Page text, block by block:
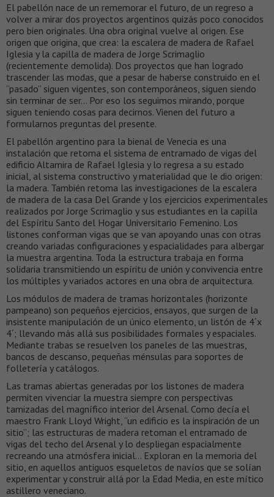
El pabellón nace de un rememorar el futuro, de un regreso a
volver a mirar dos proyectos argentinos quizás poco conocidos
pero bien originales. Una obra original vuelve al origen. Ese
origen que origina, que crea: la escalera de madera de Rafael
Iglesia y la capilla de madera de Jorge Scrimaglio
(recientemente demolida). Dos proyectos que han logrado
trascender las modas, que a pesar de haberse construido en el
“pasado” siguen vigentes, son contemporáneos, siguen siendo
sin terminar de ser… Por eso los seguimos mirando, porque
siguen teniendo cosas para decirnos. Vienen del futuro a
formularnos preguntas del presente.
El pabellón argentino para la bienal de Venecia es una
instalación que retoma el sistema de entramado de vigas del
edificio Altamira de Rafael Iglesia y lo regresa a su estado
inicial, al sistema constructivo y materialidad que le dio origen:
la madera. También retoma las investigaciones de la escalera
de madera de la casa Del Grande y los ejercicios experimentales
realizados por Jorge Scrimaglio y sus estudiantes en la capilla
del Espíritu Santo del Hogar Universitario Femenino. Los
listones conforman vigas que se van apoyando unas con otras
creando variadas configuraciones y espacialidades para albergar
la muestra argentina. Toda la estructura trabaja en forma
solidaria transmitiendo un espíritu de unión y convivencia entre
los múltiples y variados actores en una obra de arquitectura.
Los módulos de madera de tramas horizontales (horizonte
pampeano) son pequeños ejercicios, ensayos, que surgen de la
insistente manipulación de un único elemento, un listón de 4´x
4´; llevando más allá sus posibilidades formales y espaciales.
Mediante trabas se resuelven los paneles de las muestras,
bancos de descanso, pequeñas ménsulas para soportes de
folletería y catálogos.
Las tramas abiertas generadas por los listones de madera
permiten vivenciar la muestra siempre con perspectivas
tamizadas del magnífico interior del Arsenal. Como decía el
maestro Frank Lloyd Wright, “un edificio es la inspiración de un
sitio”; las estructuras de madera retoman el entramado de
vigas del techo del Arsenal y lo despliegan espacialmente
recreando una atmósfera inicial… Exploran en la memoria del
sitio, en aquellos antiguos esqueletos de navíos que se solían
experimentar y construir allá por la Edad Media, en este mítico
astillero veneciano.